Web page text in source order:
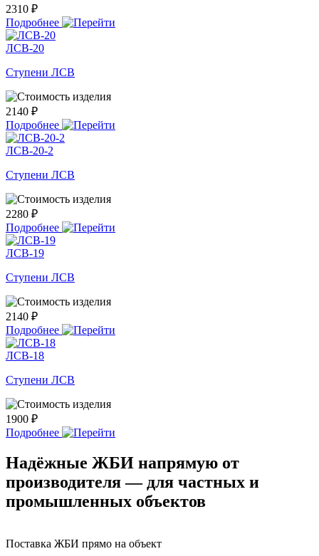
2310 ₽
Подробнее
ЛСВ-20
Ступени ЛСВ
2140 ₽
Подробнее
ЛСВ-20-2
Ступени ЛСВ
2280 ₽
Подробнее
ЛСВ-19
Ступени ЛСВ
2140 ₽
Подробнее
ЛСВ-18
Ступени ЛСВ
1900 ₽
Подробнее
Надёжные ЖБИ напрямую от
производителя — для частных и
промышленных объектов
Поставка ЖБИ прямо на объект